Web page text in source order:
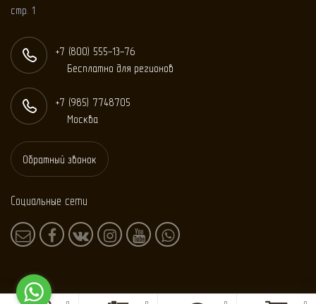
+7 (800) 555-13-76
Бесплатно для регионов
+7 (985) 7748705
Москва
Обратный звонок
Социальные сети
стр. 1